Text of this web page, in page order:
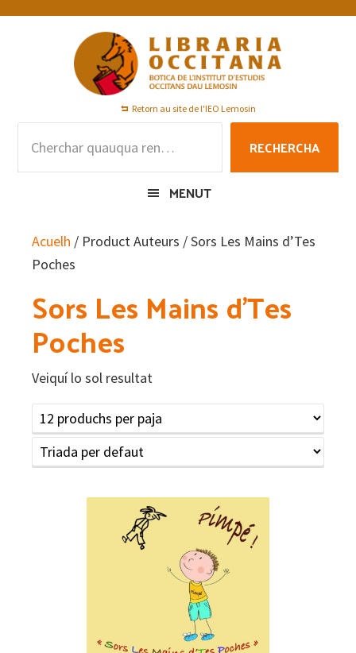
Skip
Skip
Skip
Retorn au site de l'IEO Lemosin
RECHERCHA
MENUT
Acuelh / Product Auteurs / Sors Les Mains d’Tes
Poches
Sors Les Mains d’Tes
Poches
Veiquí lo sol resultat